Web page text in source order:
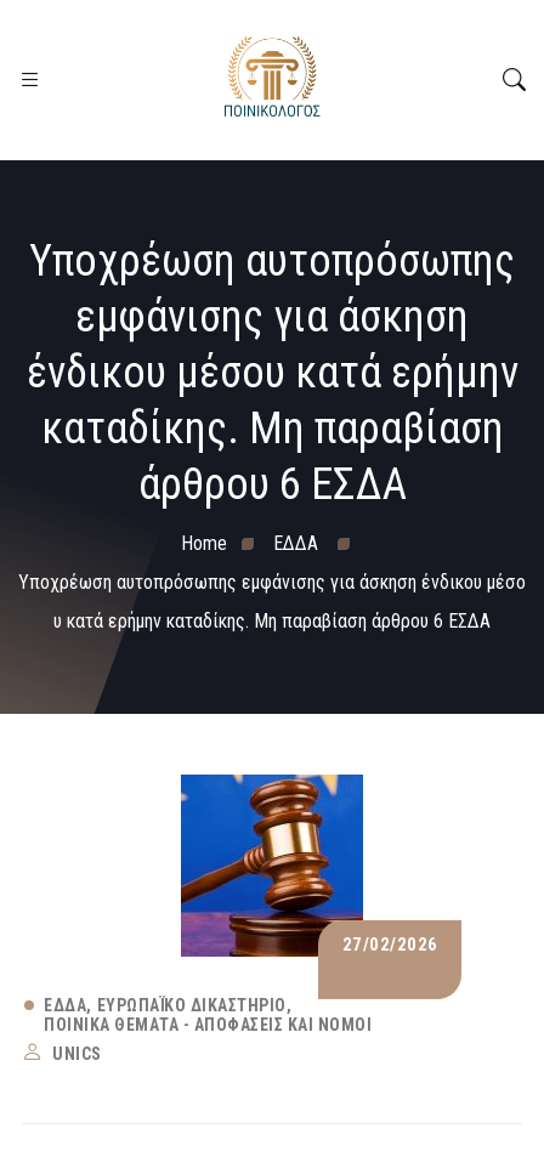
Υποχρέωση αυτοπρόσωπης
εμφάνισης για άσκηση
ένδικου μέσου κατά ερήμην
καταδίκης. Μη παραβίαση
άρθρου 6 ΕΣΔΑ
Home
ΕΔΔΑ
Υποχρέωση αυτοπρόσωπης εμφάνισης για άσκηση ένδικου μέσο
υ κατά ερήμην καταδίκης. Μη παραβίαση άρθρου 6 ΕΣΔΑ
27/02/2026
ΕΔΔΑ
ΕΥΡΩΠΑΪΚΌ ΔΙΚΑΣΤΉΡΙΟ
ΠΟΙΝΙΚΆ ΘΈΜΑΤΑ - ΑΠΟΦΆΣΕΙΣ ΚΑΙ ΝΌΜΟΙ
UNICS